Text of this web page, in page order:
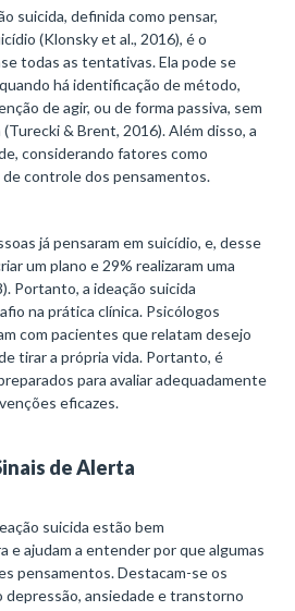
suicida, definida como pensar,
(Klonsky et al., 2016), é o
todas as tentativas. Ela pode se
há identificação de método,
de agir, ou de forma passiva, sem
& Brent, 2016). Além disso, a
considerando fatores como
controle dos pensamentos.
já pensaram em suicídio, e, desse
um plano e 29% realizaram uma
Portanto, a ideação suicida
na prática clínica. Psicólogos
com pacientes que relatam desejo
tirar a própria vida. Portanto, é
para avaliar adequadamente
eficazes.
de Alerta
suicida estão bem
e ajudam a entender por que algumas
pensamentos. Destacam-se os
ansiedade e transtorno